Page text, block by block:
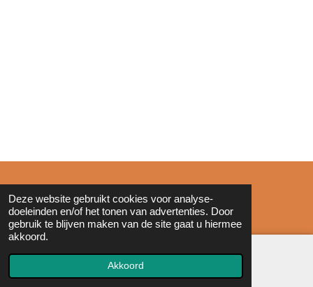
Deze website gebruikt cookies voor analyse-
doeleinden en/of het tonen van advertenties. Door
gebruik te blijven maken van de site gaat u hiermee
akkoord.
Akkoord
© 2011 - 2026 Zonderinkt.eu